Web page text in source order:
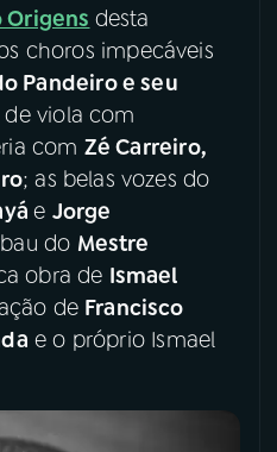
Facebook
X
Origens desta
choros impecáveis
Pandeiro e seu
viola com
com Zé Carreiro,
; as belas vozes do
e Jorge
do Mestre
obra de Ismael
de Francisco
e o próprio Ismael